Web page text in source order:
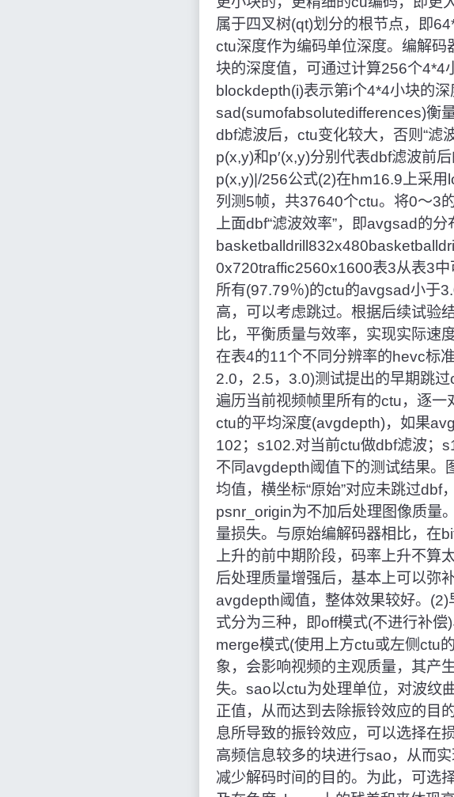
属于四叉树(qt)划分的根节点，即
ctu深度作为编码单位深度。编解
块的深度值，可通过计算256个4*4
blockdepth(i)表示第i个4*4小块的
sad(sumofabsolutedifferences)衡
dbf滤波后，ctu变化较大，否则“滤
p(x,y)和p′(x,y)分别代表dbf滤波前
p(x,y)|/256公式(2)在hm16.9上采
列测5帧，共37640个ctu。将0～3
上面dbf“滤波效率”，即avgsad的
0x720traffic2560x1600表3从表3
所有(97.79％)的ctu的avgsad小于
高，可以考虑跳过。根据后续试验
比，平衡质量与效率，实现实际速
在表4的11个不同分辨率的hevc标
2.0，2.5，3.0)测试提出的早期跳
遍历当前视频帧里所有的ctu，逐
ctu的平均深度(avgdepth)，如果
102；s102.对当前ctu做dbf滤波；
不同avgdepth阈值下的测试结果。
均值，横坐标“原始”对应未跳过dbf
psnr_origin为不加后处理图像质量
量损失。与原始编解码器相比，在
上升的前中期阶段，码率上升不算
后处理质量增强后，基本上可以弥
avgdepth阈值，整体效果较好。
式分为三种，即off模式(不进行补
merge模式(使用上方ctu或左侧ctu
象，会影响视频的主观质量，其产
失。sao以ctu为处理单位，对波纹
正值，从而达到去除振铃效应的目
息所导致的振铃效应，可以选择在
高频信息较多的块进行sao，从而
减少解码时间的目的。为此，可选